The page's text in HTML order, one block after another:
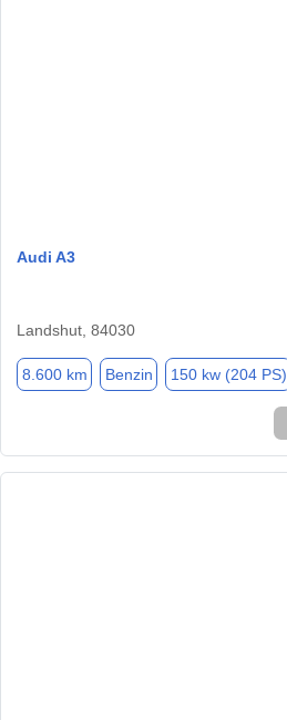
Audi A3
Landshut, 84030
8.600 km Benzin 150 kw (204 PS)